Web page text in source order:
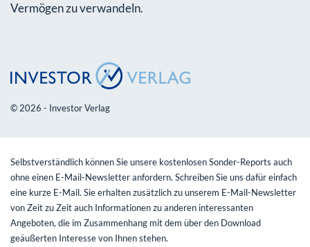
Vermögen zu verwandeln.
© 2026 - Investor Verlag
Selbstverständlich können Sie unsere kostenlosen Sonder-Reports auch
ohne einen E-Mail-Newsletter anfordern. Schreiben Sie uns dafür einfach
eine kurze E-Mail. Sie erhalten zusätzlich zu unserem E-Mail-Newsletter
von Zeit zu Zeit auch Informationen zu anderen interessanten
Angeboten, die im Zusammenhang mit dem über den Download
geäußerten Interesse von Ihnen stehen.